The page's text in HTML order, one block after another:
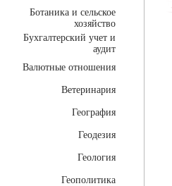
Ботаника и сельское
хозяйство
Бухгалтерский учет и
аудит
Валютные отношения
Ветеринария
География
Геодезия
Геология
Геополитика